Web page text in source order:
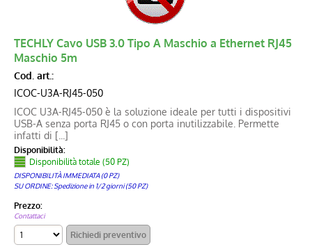
TECHLY Cavo USB 3.0 Tipo A Maschio a Ethernet RJ45
Maschio 5m
Cod. art.:
ICOC-U3A-RJ45-050
ICOC U3A-RJ45-050 è la soluzione ideale per tutti i dispositivi
USB-A senza porta RJ45 o con porta inutilizzabile. Permette
infatti di [...]
Disponibilità:
Disponibilità totale (50 PZ)
DISPONIBILITÀ IMMEDIATA (0 PZ)
SU ORDINE: Spedizione in 1/2 giorni (50 PZ)
Prezzo:
Contattaci